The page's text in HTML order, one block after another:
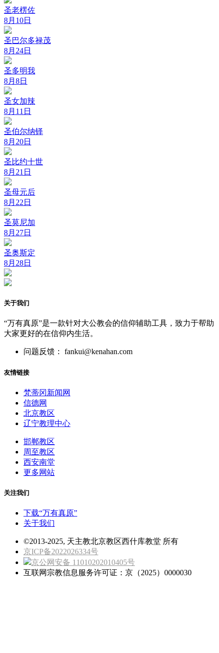
圣老楞佐
8月10日
圣巴尔多禄茂
8月24日
圣多明我
8月8日
圣女加辣
8月11日
圣伯尔纳铎
8月20日
圣比约十世
8月21日
圣母元后
8月22日
圣莫尼加
8月27日
圣奥斯定
8月28日
关于我们
“万有真原”是一款针对大公教会的信仰辅助工具，致力于帮助
大家更好的在信仰内生活。
问题反馈： fankui@kenahan.com
友情链接
梵蒂冈新闻网
信德网
北京教区
辽宁教理中心
邯郸教区
周至教区
西安南堂
更多网站
关注我们
下载“万有真原”
关于我们
©2013-2025, 天主教北京教区西什库教堂 所有
京ICP备2022026334号
京公网安备 11010202010405号
互联网宗教信息服务许可证：京（2025）0000030